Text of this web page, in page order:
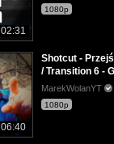
02:31
1080p
06:40
Shotcut -
/ Transition 6 -
MarekWolanYT
1080p